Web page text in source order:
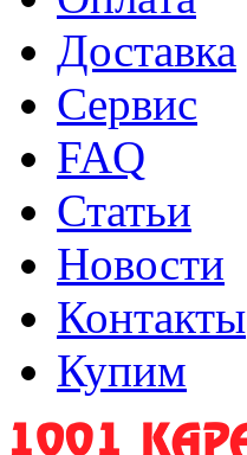
Доставка
Сервис
FAQ
Статьи
Новости
Контакты
Купим